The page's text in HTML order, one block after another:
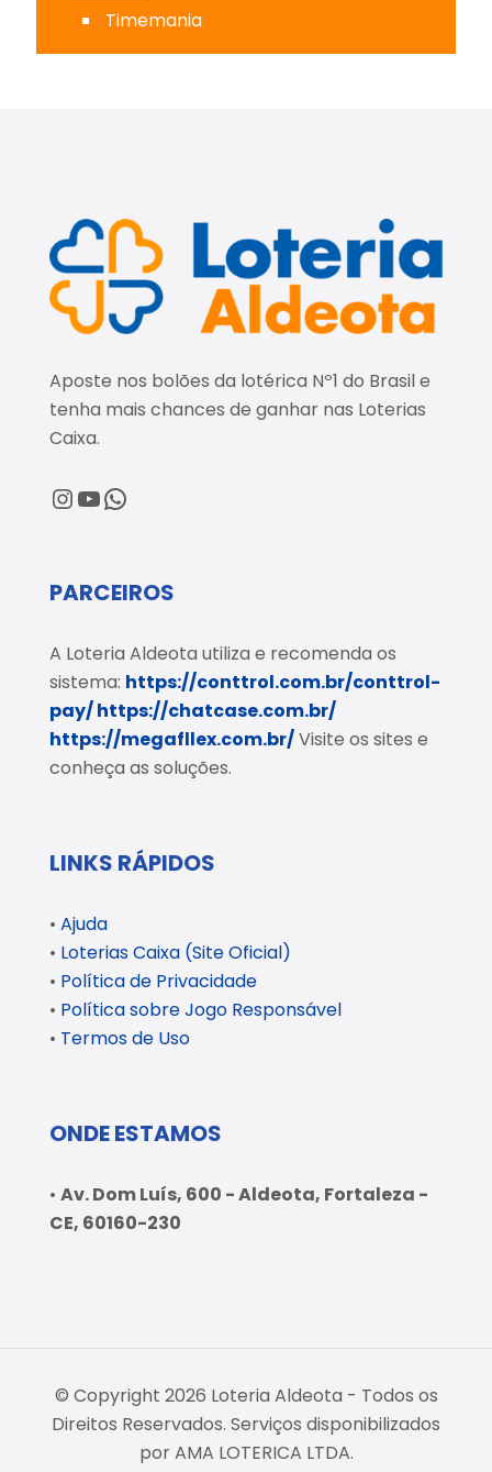
Timemania
Aposte nos bolões da lotérica Nº1 do Brasil e
tenha mais chances de ganhar nas Loterias
Caixa.
@loteriaaldeota
@loteriaaldeota
Central de Atendimento
PARCEIROS
A Loteria Aldeota utiliza e recomenda os
sistema: https://conttrol.com.br/conttrol-
pay/https://chatcase.com.br/
https://megafllex.com.br/Visite os sites e
conheça as soluções.
LINKS RÁPIDOS
• Ajuda
• Loterias Caixa (Site Oficial)
• Política de Privacidade
• Política sobre Jogo Responsável
• Termos de Uso
ONDE ESTAMOS
• Av. Dom Luís, 600 - Aldeota, Fortaleza -
CE, 60160-230
© Copyright 2026 Loteria Aldeota - Todos os
Direitos Reservados. Serviços disponibilizados
por AMA LOTERICA LTDA.